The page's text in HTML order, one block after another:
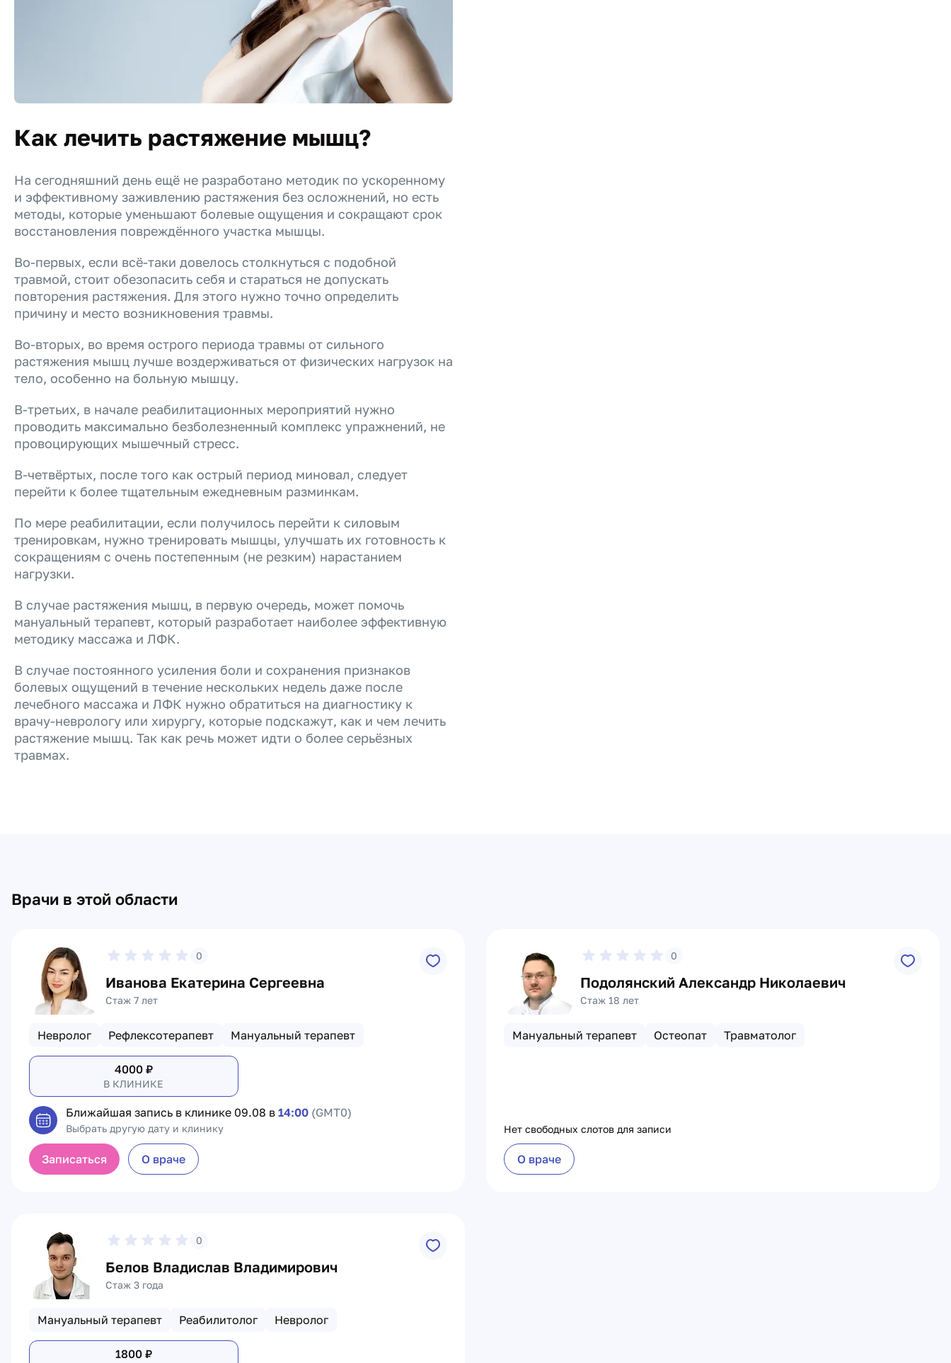
Как лечить растяжение мышц?
На сегодняшний день ещё не разработано методик по ускоренному
и эффективному заживлению растяжения без осложнений, но есть
методы, которые уменьшают болевые ощущения и сокращают срок
восстановления повреждённого участка мышцы.
Во-первых, если всё-таки довелось столкнуться с подобной
травмой, стоит обезопасить себя и стараться не допускать
повторения растяжения. Для этого нужно точно определить
причину и место возникновения травмы.
Во-вторых, во время острого периода травмы от сильного
растяжения мышц лучше воздерживаться от физических нагрузок на
тело, особенно на больную мышцу.
В-третьих, в начале реабилитационных мероприятий нужно
проводить максимально безболезненный комплекс упражнений, не
провоцирующих мышечный стресс.
В-четвёртых, после того как острый период миновал, следует
перейти к более тщательным ежедневным разминкам.
По мере реабилитации, если получилось перейти к силовым
тренировкам, нужно тренировать мышцы, улучшать их готовность к
сокращениям с очень постепенным (не резким) нарастанием
нагрузки.
В случае растяжения мышц, в первую очередь, может помочь
мануальный терапевт, который разработает наиболее эффективную
методику массажа и ЛФК.
В случае постоянного усиления боли и сохранения признаков
болевых ощущений в течение нескольких недель даже после
лечебного массажа и ЛФК нужно обратиться на диагностику к
врачу-неврологу или хирургу, которые подскажут, как и чем лечить
растяжение мышц. Так как речь может идти о более серьёзных
травмах.
Врачи в этой области
0
Иванова Екатерина Сергеевна
Стаж 7 лет
Невролог Рефлексотерапевт Мануальный терапевт
4000₽
В КЛИНИКЕ
Ближайшая запись в клинике 09.08 в 14:00 (GMT0)
Выбрать другую дату и клинику
Записаться О враче
0
Подолянский Александр Николаевич
Стаж 18 лет
Мануальный терапевт Остеопат Травматолог
Нет свободных слотов для записи
О враче
0
Белов Владислав Владимирович
Стаж 3 года
Мануальный терапевт Реабилитолог Невролог
1800₽